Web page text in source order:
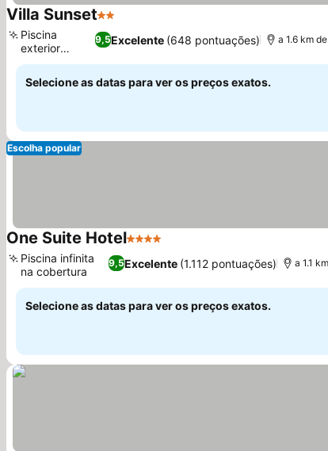
Villa Sunset2 Estrelas
9,5Excelente (648 pontuações)
Piscina
exterior
sazonal
a 1.6 km
Selecione as datas para ver os preços exatos.
Escolha popular
One Suite Hotel4 Estrelas
9,5Excelente (1.112 pontuações)
Piscina infinita
na cobertura
a 1.1
Selecione as datas para ver os preços exatos.